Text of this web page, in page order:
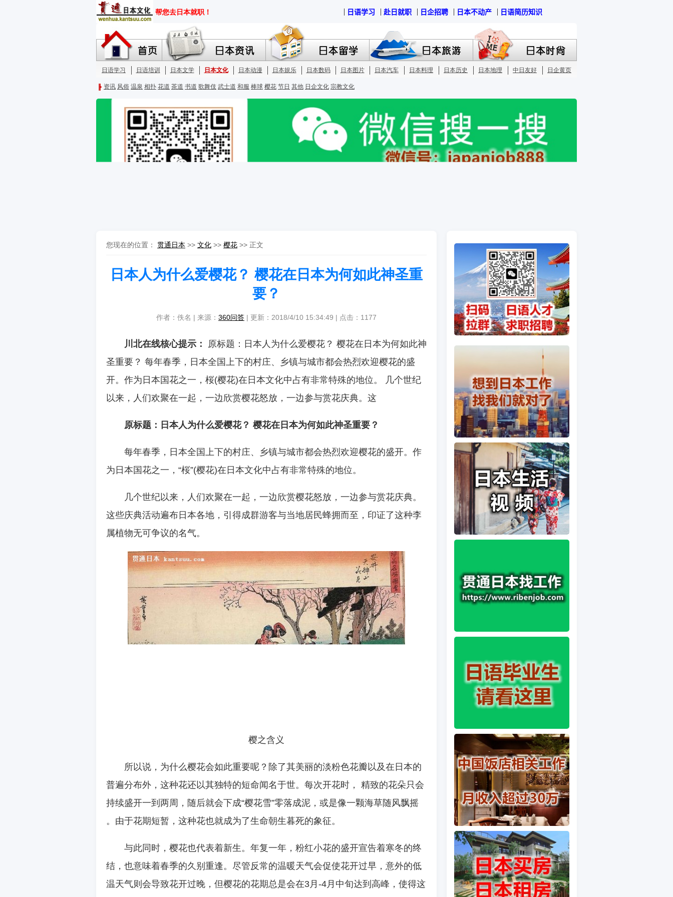
您现在的位置： 贯通日本 >> 文化 >> 樱花 >> 正文
日本人为什么爱樱花？ 樱花在日本为何如此神圣重
要？
作者：佚名 | 来源： 360问答 | 更新：2018/4/10 15:34:49 | 点击： 1177
川北在线核心提示：
原标题：日本人为什么爱樱花？ 樱花在日本为何如此神
圣重要？ 每年春季，日本全国上下的村庄、乡镇与城市都会热烈欢迎樱花的盛
开。作为日本国花之一，桜(樱花)在日本文化中占有非常特殊的地位。 几个世纪
以来，人们欢聚在一起，一边欣赏樱花怒放，一边参与赏花庆典。这
原标题：日本人为什么爱樱花？ 樱花在日本为何如此神圣重要？
每年春季，日本全国上下的村庄、乡镇与城市都会热烈欢迎樱花的盛开。作
为日本国花之一，“桜”(樱花)在日本文化中占有非常特殊的地位。
几个世纪以来，人们欢聚在一起，一边欣赏樱花怒放，一边参与赏花庆典。
这些庆典活动遍布日本各地，引得成群游客与当地居民蜂拥而至，印证了这种李
属植物无可争议的名气。
樱之含义
所以说，为什么樱花会如此重要呢？除了其美丽的淡粉色花瓣以及在日本的
普遍分布外，这种花还以其独特的短命闻名于世。每次开花时， 精致的花朵只会
持续盛开一到两周，随后就会下成“樱花雪”零落成泥，或是像一颗海草随风飘摇
。由于花期短暂，这种花也就成为了生命朝生暮死的象征。
与此同时，樱花也代表着新生。年复一年，粉红小花的盛开宣告着寒冬的终
结，也意味着春季的久别重逢。尽管反常的温暖天气会促使花开过早，意外的低
温天气则会导致花开过晚，但樱花的花期总是会在3月-4月中旬达到高峰，使得这